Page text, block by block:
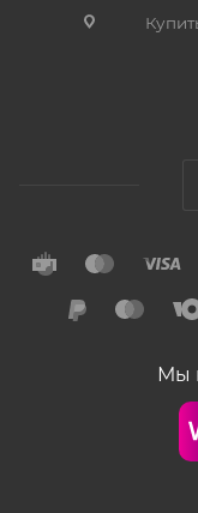
Мы